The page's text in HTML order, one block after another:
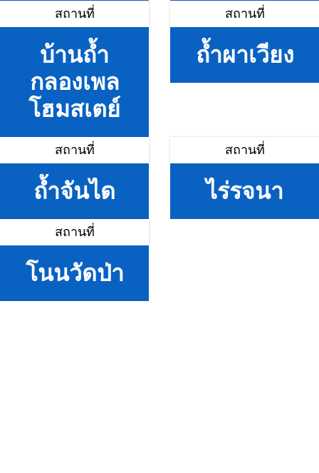
สถานที่
บ้านถ้ำ
กลองเพล
โฮมสเตย์
สถานที่
ถ้ำผาเวียง
สถานที่
ถ้ำจันได
สถานที่
ไร่รจนา
สถานที่
โนนวัดป่า